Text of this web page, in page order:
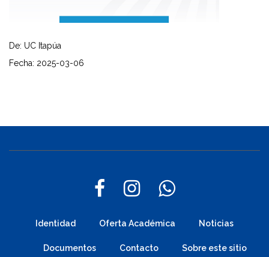
De: UC Itapúa
Fecha: 2025-03-06
Identidad Oferta Académica Noticias
Documentos Contacto Sobre este sitio